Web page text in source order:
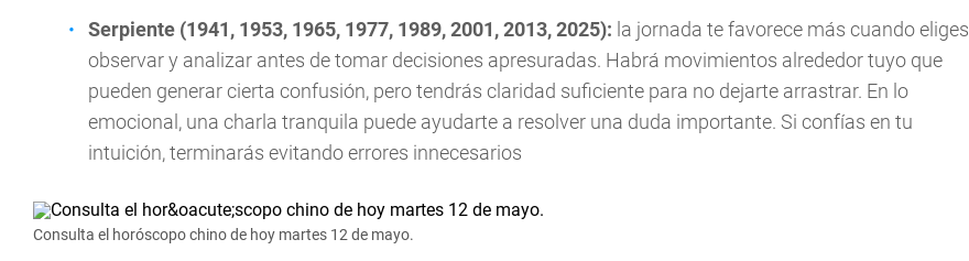
Serpiente (1941, 1953, 1965, 1977, 1989, 2001, 2013, 2025): la jornada te favorece más cuando eliges
observar y analizar antes de tomar decisiones apresuradas. Habrá movimientos alrededor tuyo que
pueden generar cierta confusión, pero tendrás claridad suficiente para no dejarte arrastrar. En lo
emocional, una charla tranquila puede ayudarte a resolver una duda importante. Si confías en tu
intuición, terminarás evitando errores innecesarios
Consulta el horóscopo chino de hoy martes 12 de mayo.